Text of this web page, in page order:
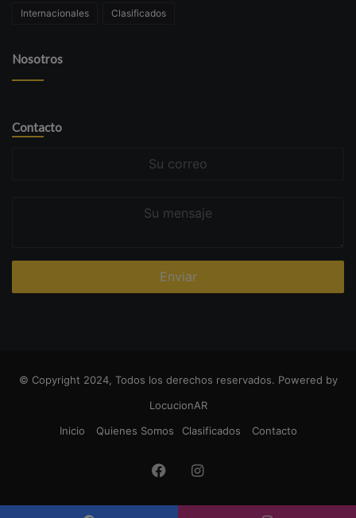
Internacionales Clasificados
Nosotros
Contacto
© Copyright 2024, Todos los derechos reservados. Powered by
LocucionAR
Inicio
Quienes Somos Clasificados Contacto
FacebookInstagram